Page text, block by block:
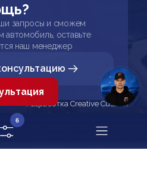
запросы и сможем
автомобиль, оставьте
наш менеджер
Разработка Creative Custom
6